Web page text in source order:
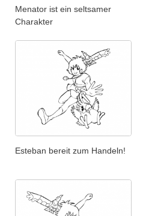
Menator ist ein seltsamer
Charakter
Esteban bereit zum Handeln!